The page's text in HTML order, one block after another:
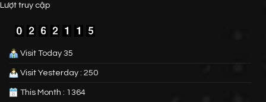
Lượt truy cập
Visit Today 35
Visit Yesterday : 250
This Month : 1364